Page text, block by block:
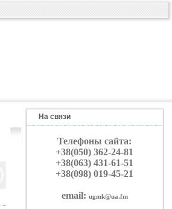
На связи
Телефоны сайта:
+38(050) 362-24-81
+38(063) 431-61-51
+38(098) 019-45-21
email: ugmk@ua.fm